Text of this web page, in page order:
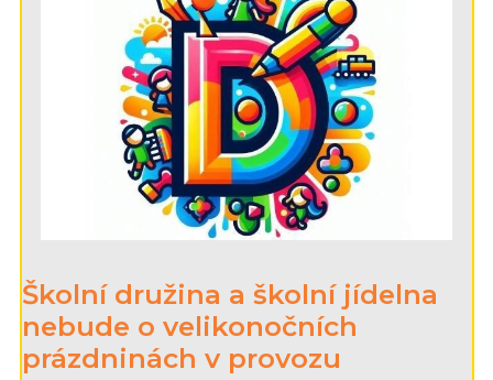
Školní družina a školní jídelna
nebude o velikonočních
prázdninách v provozu